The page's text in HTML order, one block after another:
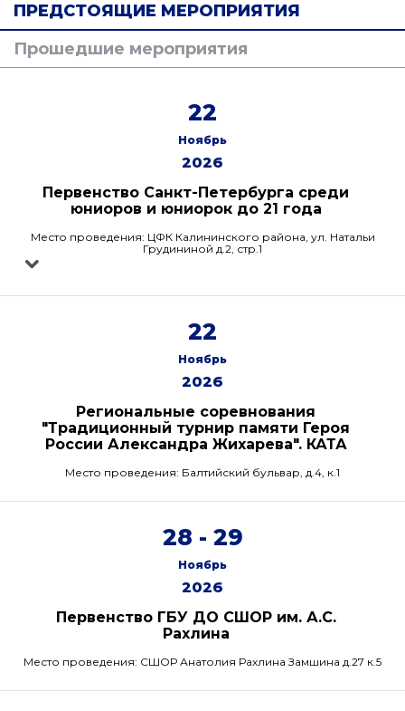
ПРЕДСТОЯЩИЕ МЕРОПРИЯТИЯ
Прошедшие мероприятия
22
Ноябрь
2026
Первенство Санкт-Петербурга среди
юниоров и юниорок до 21 года
Место проведения: ЦФК Калининского района, ул. Натальи
Грудининой д.2, стр.1
22
Ноябрь
2026
Региональные соревнования
"Традиционный турнир памяти Героя
России Александра Жихарева". КАТА
Место проведения: Балтийский бульвар, д.4, к.1
28 - 29
Ноябрь
2026
Первенство ГБУ ДО СШОР им. А.С.
Рахлина
Место проведения: СШОР Анатолия Рахлина Замшина д.27 к.5